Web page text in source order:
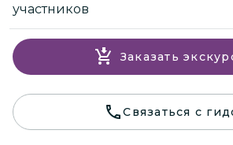
участников
Заказать
Связаться с